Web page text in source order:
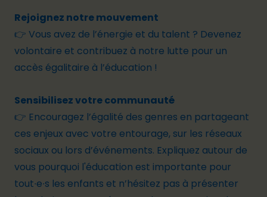
Rejoignez notre mouvement
👉 Vous avez de l’énergie et du talent ? Devenez
volontaire et contribuez à notre lutte pour un
accès égalitaire à l’éducation !
Sensibilisez votre communauté
👉 Encouragez l’égalité des genres en partageant
ces enjeux avec votre entourage, sur les réseaux
sociaux ou lors d’événements. Expliquez autour de
vous pourquoi l'éducation est importante pour
tout∙e∙s les enfants et n’hésitez pas à présenter